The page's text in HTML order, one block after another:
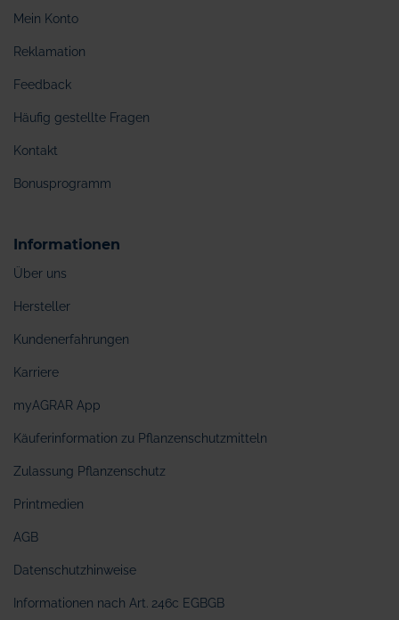
Mein Konto
Reklamation
Feedback
Häufig gestellte Fragen
Kontakt
Bonusprogramm
Informationen
Über uns
Hersteller
Kundenerfahrungen
Karriere
myAGRAR App
Käuferinformation zu Pflanzenschutzmitteln
Zulassung Pflanzenschutz
Printmedien
AGB
Datenschutzhinweise
Informationen nach Art. 246c EGBGB